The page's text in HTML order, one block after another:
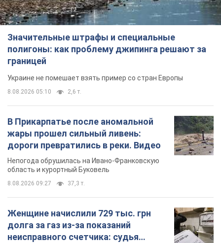
Значительные штрафы и специальные
полигоны: как проблему джипинга решают за
границей
Украине не помешает взять пример со стран Европы
8.08.2026 05:10 2,6 т.
В Прикарпатье после аномальной
жары прошел сильный ливень:
дороги превратились в реки. Видео
Непогода обрушилась на Ивано-Франковскую
область и курортный Буковель
8.08.2026 09:27 37,3 т.
Женщине начислили 729 тыс. грн
долга за газ из-за показаний
неисправного счетчика: судья